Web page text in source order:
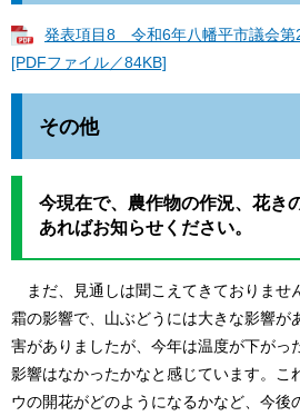
発表項目8 令和6年八幡平市議会第
[PDFファイル／84KB]
その他
今現在で、農作物の作況、花き
あればお知らせください。
まだ、見通しは聞こえてきておりませ
霜の影響で、山ぶどうには大きな影響が
害がありましたが、今年は温度が下がっ
影響はなかったかなと感じています。こ
ウの開花がどのようになるかなど、今後